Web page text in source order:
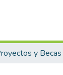
y Becas